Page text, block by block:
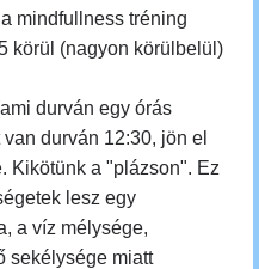
mindfullness tréning
körül (nagyon körülbelül)
durván egy órás
durván 12:30, jön el
Kikötünk a "plázson". Ez
lesz egy
a víz mélysége,
sekélysége miatt